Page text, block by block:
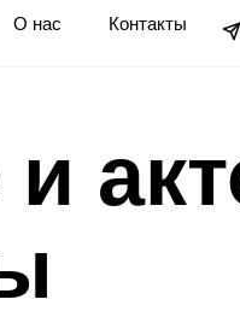
О нас Контакты